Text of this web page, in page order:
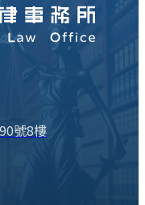
立「內部遵循
議包括：落實
實質受益人
「業務、法
貿易企業主而
是攸關企業
蹤與穿透式
號8樓